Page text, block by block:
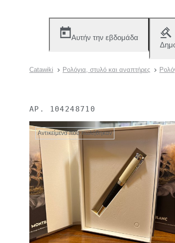
Αυτήν την εβδομάδα
Catawiki Ρολόγια, στυλό και αναπτήρες
ΑΡ. 104248710
Αντικείμενα που πωλήθηκαν